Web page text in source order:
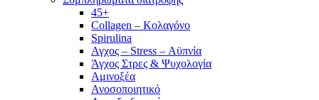
45+
Collagen – Κολαγόνο
Spirulina
Αγχος – Stress – Αϋπνία
Άγχος Στρες & Ψυχολογία
Αμινοξέα
Ανοσοποιητικό